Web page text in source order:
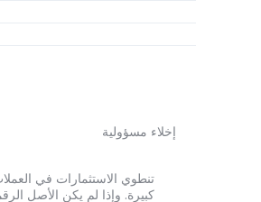
إخلاء مسؤولية